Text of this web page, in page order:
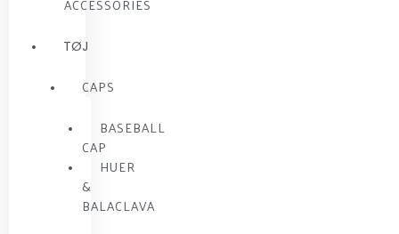
ACCESSORIES
TØJ
CAPS
BASEBALL
CAP
HUER
&
BALACLAVA